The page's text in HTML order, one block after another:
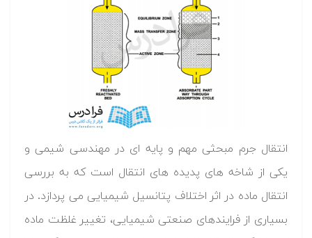
انتقال جرم مبحثی مهم و پایه ای در مهندسی شیمی و
یکی از شاخه های پدیده های انتقال است که به بررسی
انتقال ماده در اثر اختلاف پتانسیل شیمیایی می پردازد. در
بسیاری از فرایندهای صنعتی شیمیایی، تغییر غلظت ماده